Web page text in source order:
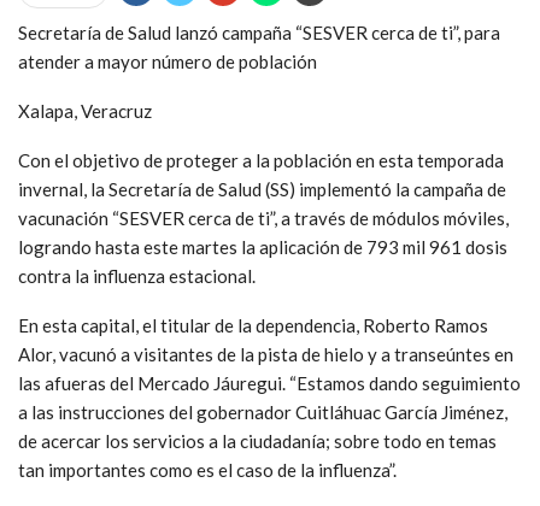
Secretaría de Salud lanzó campaña “SESVER cerca de ti”, para
atender a mayor número de población
Xalapa, Veracruz
Con el objetivo de proteger a la población en esta temporada
invernal, la Secretaría de Salud (SS) implementó la campaña de
vacunación “SESVER cerca de ti”, a través de módulos móviles,
logrando hasta este martes la aplicación de 793 mil 961 dosis
contra la influenza estacional.
En esta capital, el titular de la dependencia, Roberto Ramos
Alor, vacunó a visitantes de la pista de hielo y a transeúntes en
las afueras del Mercado Jáuregui. “Estamos dando seguimiento
a las instrucciones del gobernador Cuitláhuac García Jiménez,
de acercar los servicios a la ciudadanía; sobre todo en temas
tan importantes como es el caso de la influenza”.